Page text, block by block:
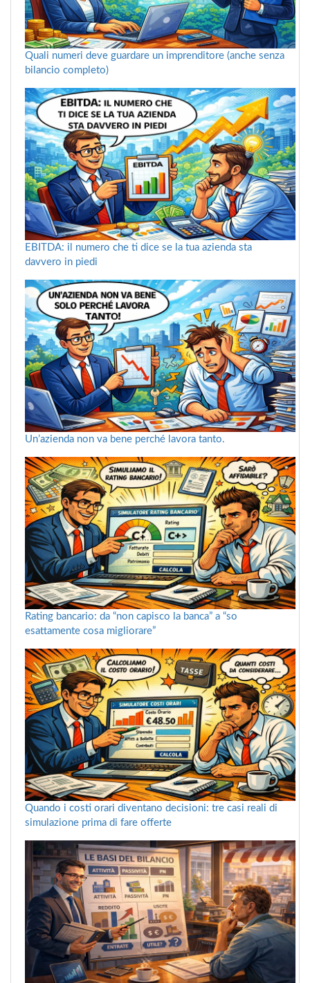
Quali numeri deve guardare un imprenditore (anche senza
bilancio completo)
EBITDA: il numero che ti dice se la tua azienda sta
davvero in piedi
Un’azienda non va bene perché lavora tanto.
Rating bancario: da “non capisco la banca” a “so
esattamente cosa migliorare”
Quando i costi orari diventano decisioni: tre casi reali di
simulazione prima di fare offerte